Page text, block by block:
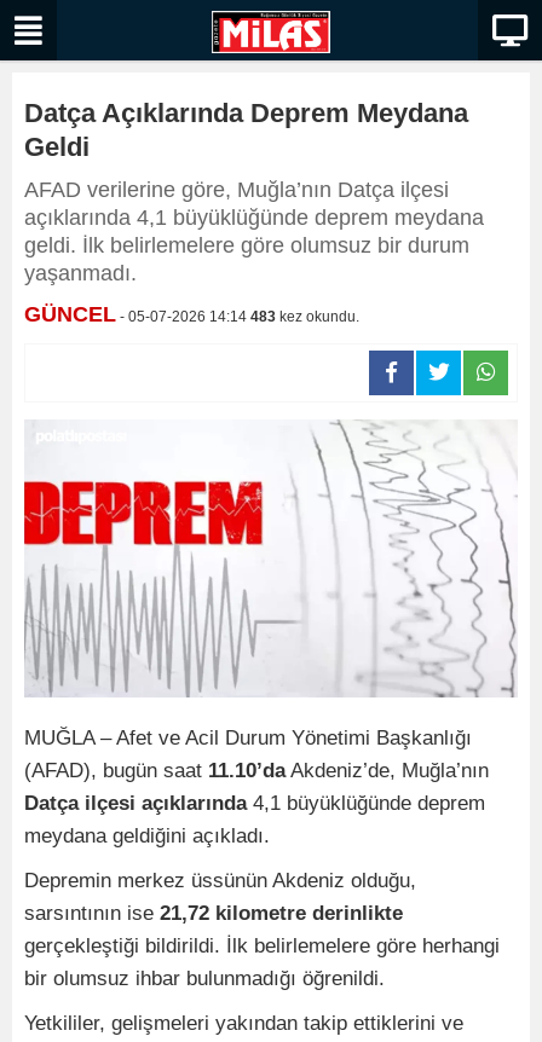
Datça Açıklarında Deprem Meydana
Geldi
AFAD verilerine göre, Muğla’nın Datça ilçesi
açıklarında 4,1 büyüklüğünde deprem meydana
geldi. İlk belirlemelere göre olumsuz bir durum
yaşanmadı.
GÜNCEL - 05-07-2026 14:14 483 kez okundu.
MUĞLA – Afet ve Acil Durum Yönetimi Başkanlığı
(AFAD), bugün saat 11.10’daAkdeniz’de, Muğla’nın
Datça ilçesi açıklarında4,1 büyüklüğünde deprem
meydana geldiğini açıkladı.
Depremin merkez üssünün Akdeniz olduğu,
sarsıntının ise 21,72 kilometre derinlikte
gerçekleştiği bildirildi. İlk belirlemelere göre herhangi
bir olumsuz ihbar bulunmadığı öğrenildi.
Yetkililer, gelişmeleri yakından takip ettiklerini ve